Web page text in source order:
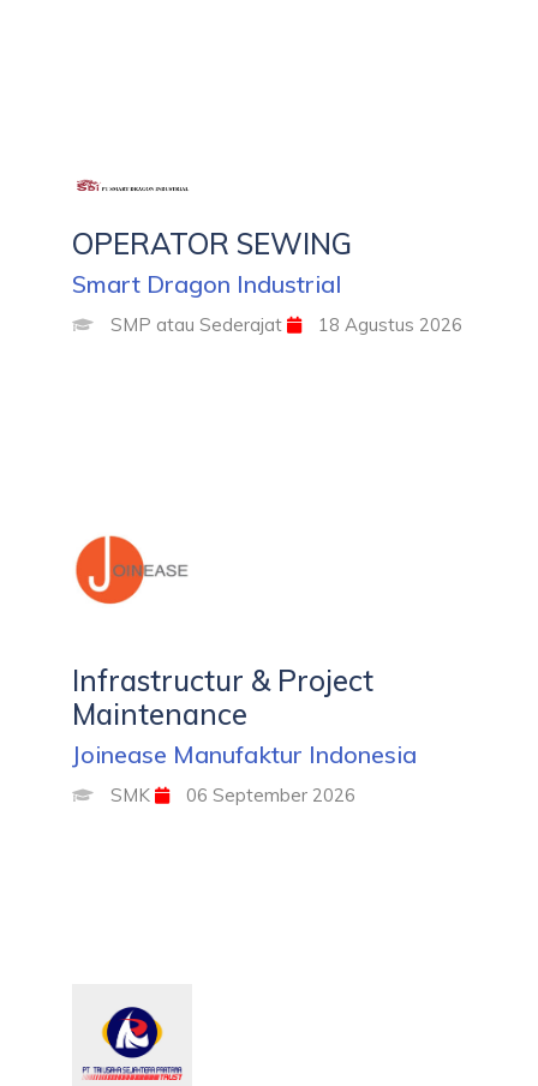
OPERATOR SEWING
Smart Dragon Industrial
SMP atau Sederajat 18 Agustus 2026
Infrastructur & Project
Maintenance
Joinease Manufaktur Indonesia
SMK 06 September 2026